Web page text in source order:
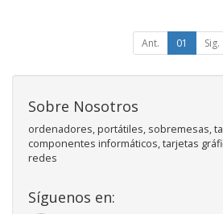
Ant. 01 Sig.
Sobre Nosotros
ordenadores, portátiles, sobremesas,
componentes informáticos, tarjetas
redes
Síguenos en: